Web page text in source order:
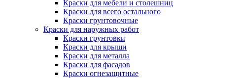
Краски для мебели и столешниц
Краски для всего остального
Краски грунтовочные
Краски для наружных работ
Краски грунтовки
Краски для крыши
Краски для металла
Краски для фасадов
Краски огнезащитные